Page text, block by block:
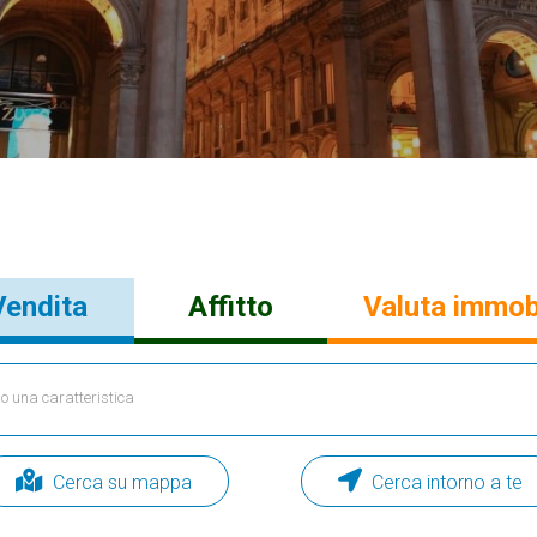
Affitto Valuta
Cerca su mappa Cerca intorno a te